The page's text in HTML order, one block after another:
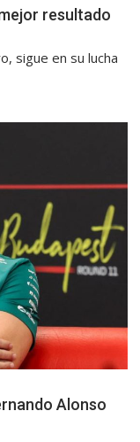
resultado
sigue en su lucha
Alonso